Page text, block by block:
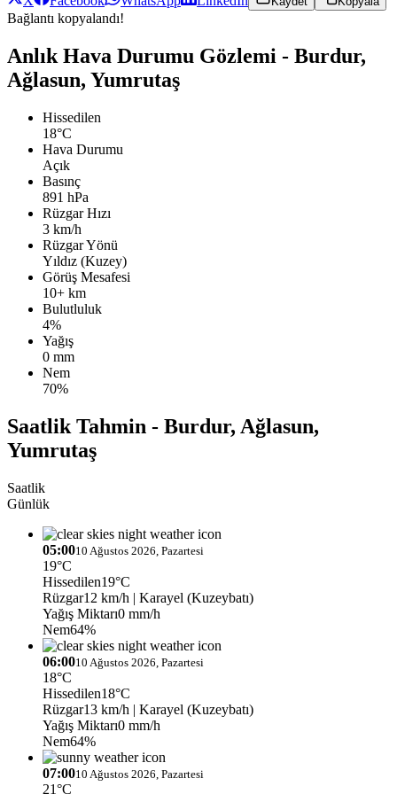
Bağlantı kopyalandı!
Anlık Hava Durumu Gözlemi - Burdur,
Ağlasun, Yumrutaş
Hissedilen
18°C
Hava Durumu
Açık
Basınç
891 hPa
Rüzgar Hızı
3 km/h
Rüzgar Yönü
Yıldız (Kuzey)
Görüş Mesafesi
10+ km
Bulutluluk
4%
Yağış
0 mm
Nem
70%
Saatlik Tahmin - Burdur, Ağlasun,
Yumrutaş
Saatlik
Günlük
05:0010 Ağustos 2026, Pazartesi
19°C
Hissedilen19°C
Rüzgar12 km/h | Karayel (Kuzeybatı)
Yağış Miktarı0 mm/h
Nem64%
06:0010 Ağustos 2026, Pazartesi
18°C
Hissedilen18°C
Rüzgar13 km/h | Karayel (Kuzeybatı)
Yağış Miktarı0 mm/h
Nem64%
07:0010 Ağustos 2026, Pazartesi
21°C